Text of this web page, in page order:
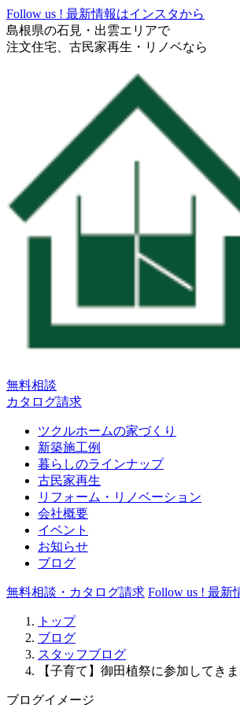
Follow us ! 最新情報はインスタから
島根県の石見・出雲エリアで
注文住宅、古民家再生・リノベなら
無料相談
カタログ請求
ツクルホームの家づくり
新築施工例
暮らしのラインナップ
古民家再生
リフォーム・リノベーション
会社概要
イベント
お知らせ
ブログ
無料相談・カタログ請求 Follow us ! 最新
トップ
ブログ
スタッフブログ
【子育て】御田植祭に参加してきま
ブログイメージ